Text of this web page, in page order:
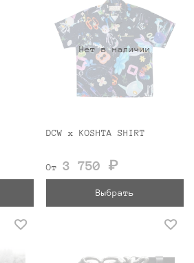
Нет в наличии
DCW x KOSHTA SHIRT
От 3 750 ₽
Выбрать